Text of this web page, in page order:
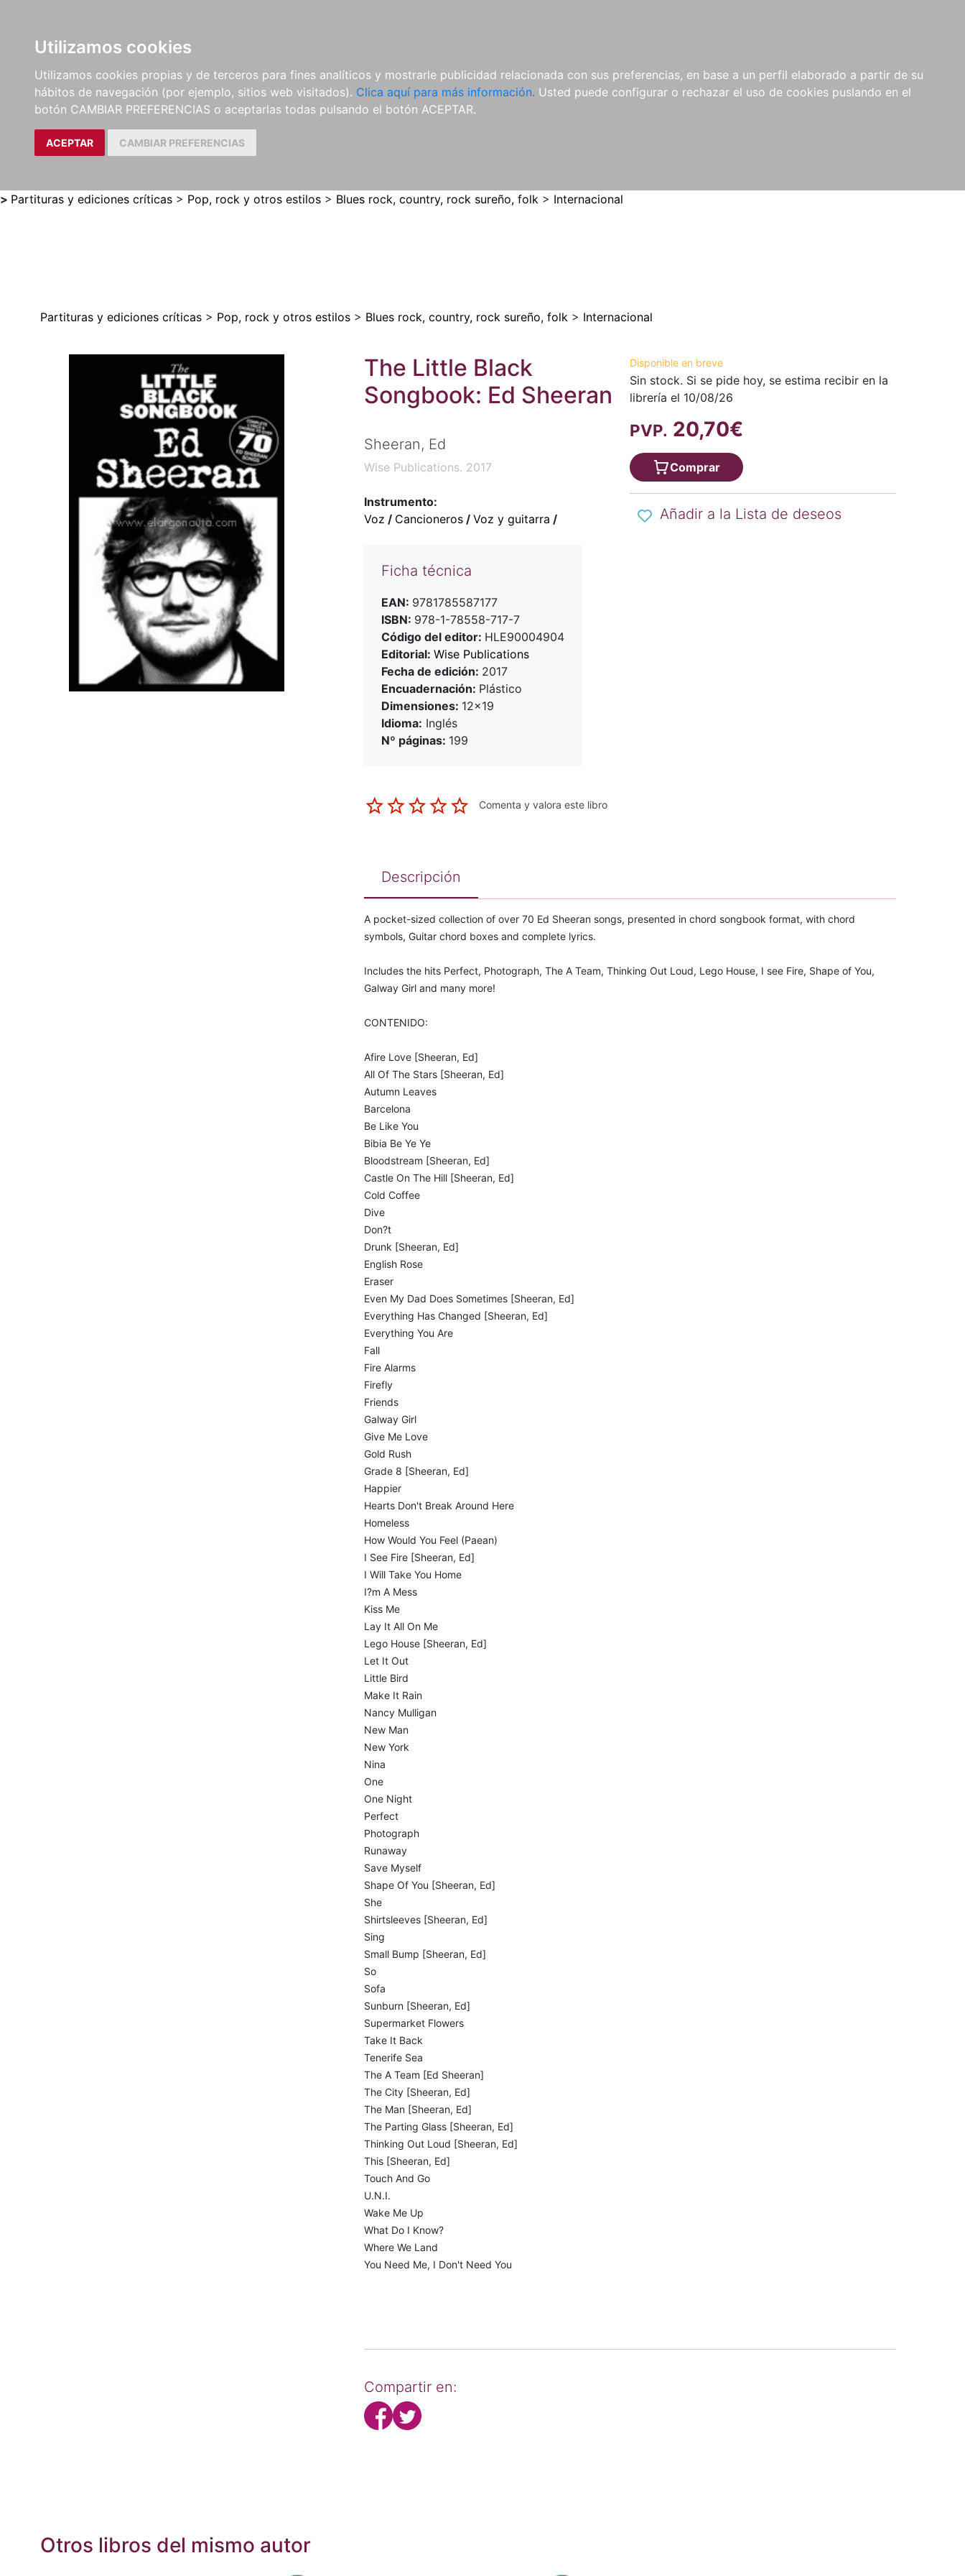
Utilizamos cookies
Utilizamos cookies propias y de terceros para fines analíticos y mostrarle publicidad relacionada con sus preferencias, en base a un perfil elaborado a partir de su
hábitos de navegación (por ejemplo, sitios web visitados). Clica aquí para más información. Usted puede configurar o rechazar el uso de cookies puslando en el
botón CAMBIAR PREFERENCIAS o aceptarlas todas pulsando el botón ACEPTAR.
ACEPTAR CAMBIAR PREFERENCIAS
LIBROS
MÉTODOS Y
EJERCICIOS
PARTITURAS Y EDICIONES
CRÍTICAS
REVISTAS
CDS Y
DVDS
MATERIAL
COMPLEMENTARIO
NOVEDADES NOTICIAS
COMPRAS
INSTITUCIONALES
> Partituras y ediciones críticas > Pop, rock y otros estilos > Blues rock, country, rock sureño, folk > Internacional
Partituras y ediciones críticas > Pop, rock y otros estilos > Blues rock, country, rock sureño, folk > Internacional
The Little Black
Songbook: Ed Sheeran
Sheeran, Ed
Wise Publications. 2017
Instrumento:
Voz / Cancioneros/ Voz y guitarra /
Ficha técnica
EAN: 9781785587177
ISBN: 978-1-78558-717-7
Código del editor: HLE90004904
Editorial: Wise Publications
Fecha de edición: 2017
Encuadernación: Plástico
Dimensiones: 12x19
Idioma: Inglés
Nº páginas: 199
Comenta y valora este libro
Disponible en breve
Sin stock. Si se pide hoy, se estima recibir en la
librería el 10/08/26
PVP. 20,70€
Comprar
Añadir a la Lista de deseos
Descripción
A pocket-sized collection of over 70 Ed Sheeran songs, presented in chord songbook format, with chord
symbols, Guitar chord boxes and complete lyrics.
Includes the hits Perfect, Photograph, The A Team, Thinking Out Loud, Lego House, I see Fire, Shape of You,
Galway Girl and many more!
CONTENIDO:
Afire Love [Sheeran, Ed]
All Of The Stars [Sheeran, Ed]
Autumn Leaves
Barcelona
Be Like You
Bibia Be Ye Ye
Bloodstream [Sheeran, Ed]
Castle On The Hill [Sheeran, Ed]
Cold Coffee
Dive
Don?t
Drunk [Sheeran, Ed]
English Rose
Eraser
Even My Dad Does Sometimes [Sheeran, Ed]
Everything Has Changed [Sheeran, Ed]
Everything You Are
Fall
Fire Alarms
Firefly
Friends
Galway Girl
Give Me Love
Gold Rush
Grade 8 [Sheeran, Ed]
Happier
Hearts Don't Break Around Here
Homeless
How Would You Feel (Paean)
I See Fire [Sheeran, Ed]
I Will Take You Home
I?m A Mess
Kiss Me
Lay It All On Me
Lego House [Sheeran, Ed]
Let It Out
Little Bird
Make It Rain
Nancy Mulligan
New Man
New York
Nina
One
One Night
Perfect
Photograph
Runaway
Save Myself
Shape Of You [Sheeran, Ed]
She
Shirtsleeves [Sheeran, Ed]
Sing
Small Bump [Sheeran, Ed]
So
Sofa
Sunburn [Sheeran, Ed]
Supermarket Flowers
Take It Back
Tenerife Sea
The A Team [Ed Sheeran]
The City [Sheeran, Ed]
The Man [Sheeran, Ed]
The Parting Glass [Sheeran, Ed]
Thinking Out Loud [Sheeran, Ed]
This [Sheeran, Ed]
Touch And Go
U.N.I.
Wake Me Up
What Do I Know?
Where We Land
You Need Me, I Don't Need You
Compartir en:
Otros libros del mismo autor